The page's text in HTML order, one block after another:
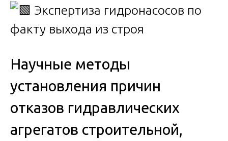
Научные методы
установления причин
отказов гидравлических
агрегатов строительной,